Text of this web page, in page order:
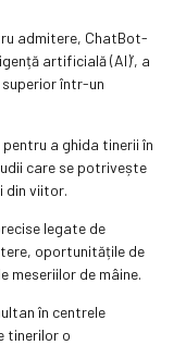
admitere, ChatBot-
artificială (AI)’, a
într-un
a ghida tinerii în
care se potrivește
din viitor.
legate de
oportunitățile de
meseriilor de mâine.
în centrele
tinerilor o